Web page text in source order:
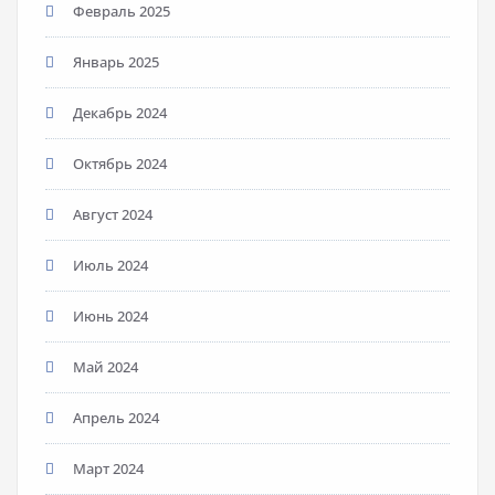
Февраль 2025
Январь 2025
Декабрь 2024
Октябрь 2024
Август 2024
Июль 2024
Июнь 2024
Май 2024
Апрель 2024
Март 2024